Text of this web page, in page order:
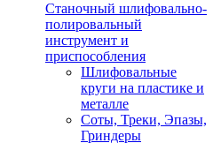
Станочный шлифовально-
полировальный
инструмент и
приспособления
Шлифовальные
круги на пластике и
металле
Соты, Треки, Эпазы,
Гриндеры